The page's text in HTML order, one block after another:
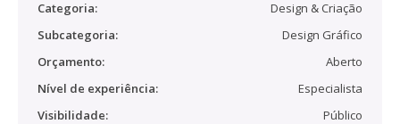
Categoria:
Design & Criação
Subcategoria:
Design Gráfico
Orçamento:
Aberto
Nível de experiência:
Especialista
Visibilidade:
Público